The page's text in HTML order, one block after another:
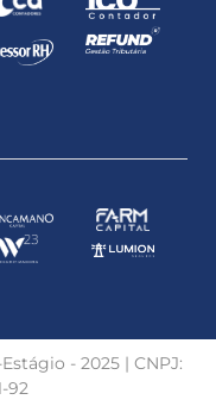
- 2025 | CNPJ:
92